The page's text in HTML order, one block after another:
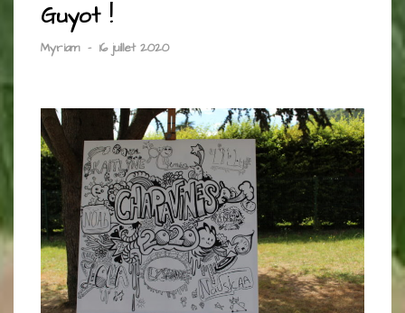
Guyot !
Myriam - 16 juillet 2020